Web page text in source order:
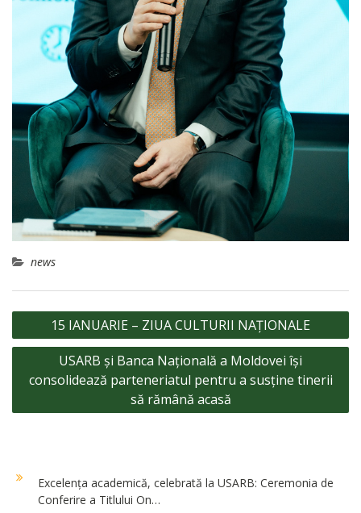
news
Navigare
în
articole
15 IANUARIE – ZIUA CULTURII NAȚIONALE
USARB și Banca Națională a Moldovei își
consolidează parteneriatul pentru a susține tinerii
să rămână acasă
Excelența academică, celebrată la USARB: Ceremonia de
Conferire a Titlului On…